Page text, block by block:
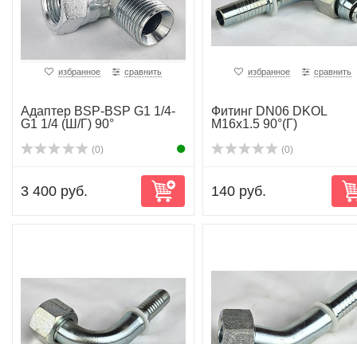
избранное сравнить
Адаптер BSP-BSP G1 1/4-
G1 1/4 (Ш/Г) 90°
(0)
3 400 руб.
избранное сравнить
Фитинг DN06 DKOL
M16x1.5 90°(Г)
(0)
140 руб.